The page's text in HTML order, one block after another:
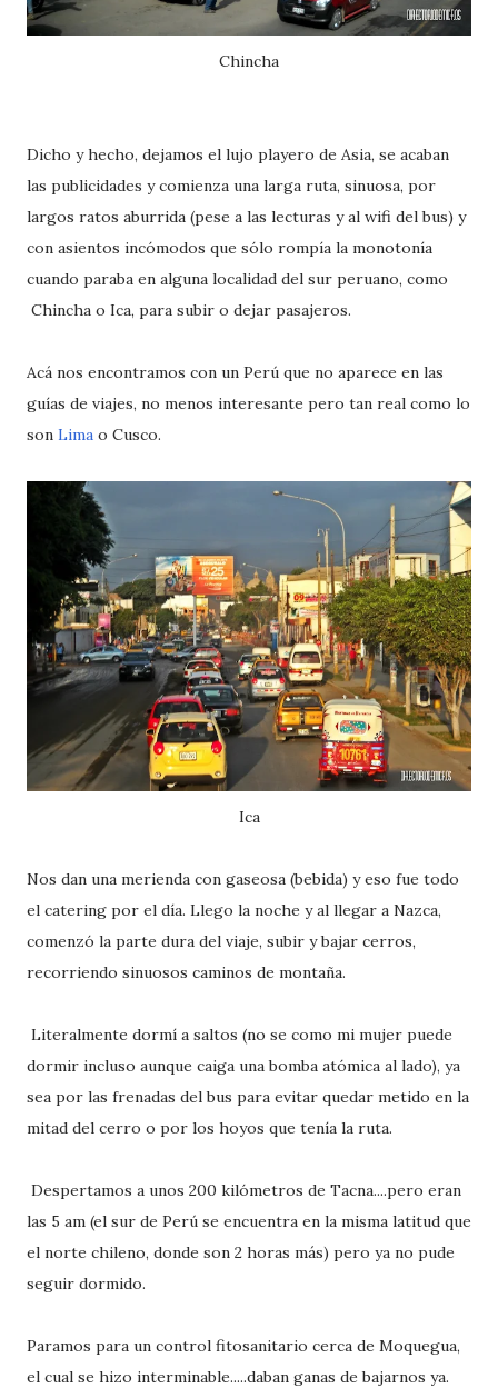
Chincha
Dicho y hecho, dejamos el lujo playero de Asia, se acaban
las publicidades y comienza una larga ruta, sinuosa, por
largos ratos aburrida (pese a las lecturas y al wifi del bus) y
con asientos incómodos que sólo rompía la monotonía
cuando paraba en alguna localidad del sur peruano, como
Chincha o Ica, para subir o dejar pasajeros.
Acá nos encontramos con un Perú que no aparece en las
guías de viajes, no menos interesante pero tan real como lo
son Lima o Cusco.
Ica
Nos dan una merienda con gaseosa (bebida) y eso fue todo
el catering por el día. Llego la noche y al llegar a Nazca,
comenzó la parte dura del viaje, subir y bajar cerros,
recorriendo sinuosos caminos de montaña.
Literalmente dormí a saltos (no se como mi mujer puede
dormir incluso aunque caiga una bomba atómica al lado), ya
sea por las frenadas del bus para evitar quedar metido en la
mitad del cerro o por los hoyos que tenía la ruta.
Despertamos a unos 200 kilómetros de Tacna....pero eran
las 5 am (el sur de Perú se encuentra en la misma latitud que
el norte chileno, donde son 2 horas más) pero ya no pude
seguir dormido.
Paramos para un control fitosanitario cerca de Moquegua,
el cual se hizo interminable.....daban ganas de bajarnos ya.